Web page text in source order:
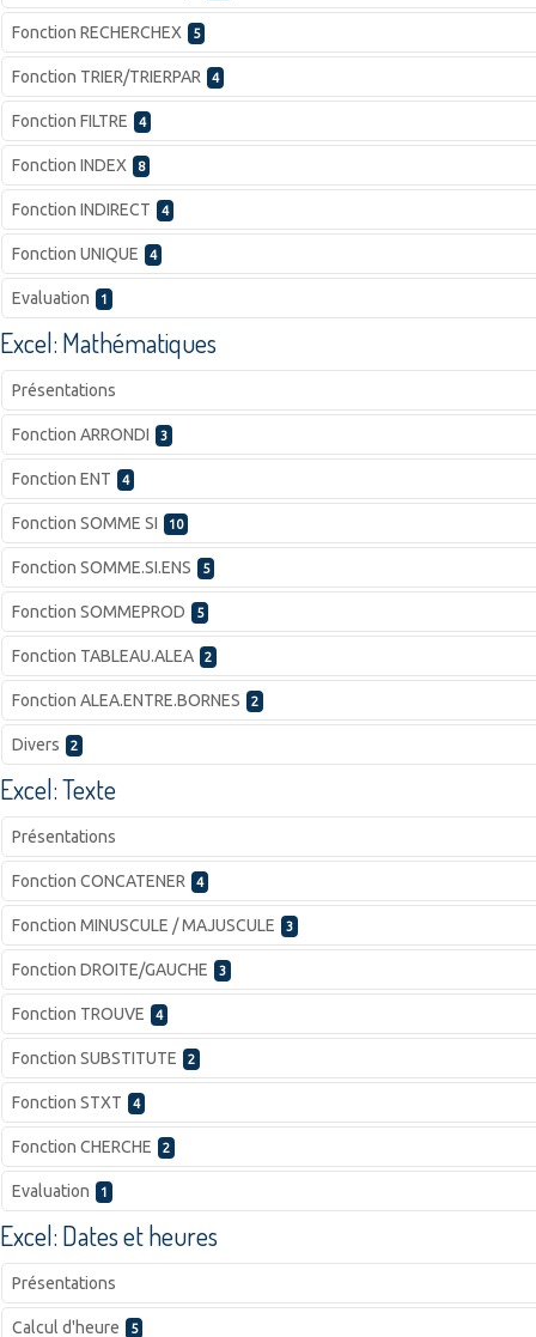
Fonction RECHERCHEX 5
Fonction TRIER/TRIERPAR 4
Fonction FILTRE 4
Fonction INDEX 8
Fonction INDIRECT 4
Fonction UNIQUE 4
Evaluation 1
Excel: Mathématiques
Présentations
Fonction ARRONDI 3
Fonction ENT 4
Fonction SOMME SI 10
Fonction SOMME.SI.ENS 5
Fonction SOMMEPROD 5
Fonction TABLEAU.ALEA 2
Fonction ALEA.ENTRE.BORNES 2
Divers 2
Excel: Texte
Présentations
Fonction CONCATENER 4
Fonction MINUSCULE / MAJUSCULE 3
Fonction DROITE/GAUCHE 3
Fonction TROUVE 4
Fonction SUBSTITUTE 2
Fonction STXT 4
Fonction CHERCHE 2
Evaluation 1
Excel: Dates et heures
Présentations
Calcul d'heure 5